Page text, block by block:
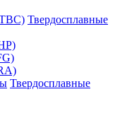
Твердосплавные
Твердосплавные